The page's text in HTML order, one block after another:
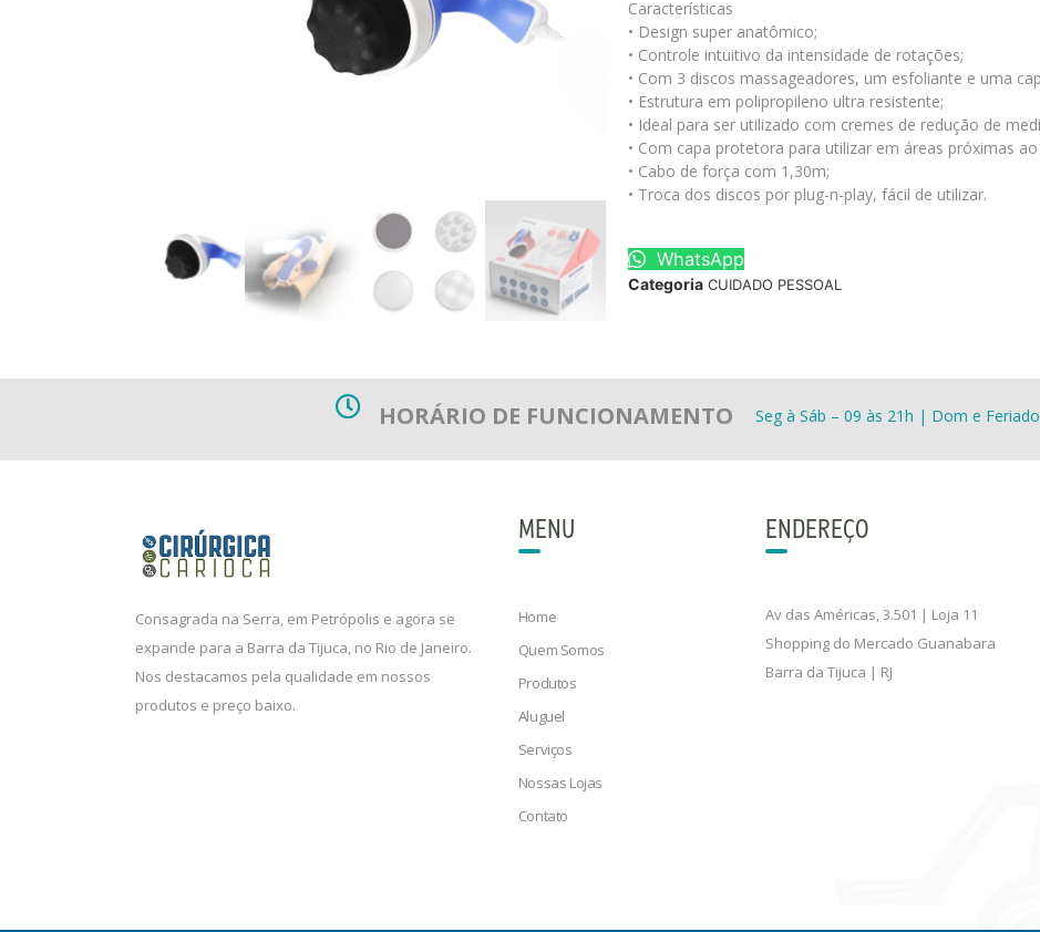
Características
• Design super anatômico;
• Controle intuitivo da intensidade de rotações;
• Com 3 discos massageadores, um esfoliante e uma
• Estrutura em polipropileno ultra resistente;
• Ideal para ser utilizado com cremes de redução de
• Com capa protetora para utilizar em áreas próximas
• Cabo de força com 1,30m;
• Troca dos discos por plug-n-play, fácil de utilizar.
WhatsApp
Categoria CUIDADO PESSOAL
HORÁRIO DE FUNCIONAMENTO Seg à Sáb – 09 às 21h | Dom e
Consagrada na Serra, em Petrópolis e agora se
expande para a Barra da Tijuca, no Rio de Janeiro.
Nos destacamos pela qualidade em nossos
produtos e preço baixo.
MENU
Home
Quem Somos
Produtos
Aluguel
Serviços
Nossas Lojas
Contato
ENDEREÇO
Av das Américas, 3.501 | Loja 11
Shopping do Mercado Guanabara
Barra da Tijuca | RJ